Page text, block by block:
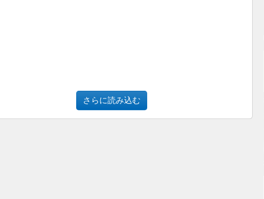
さらに読み込む